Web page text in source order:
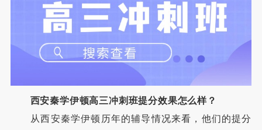
西安秦学伊顿高三冲刺班提分效果怎么样？
从西安秦学伊顿历年的辅导情况来看，他们的提分